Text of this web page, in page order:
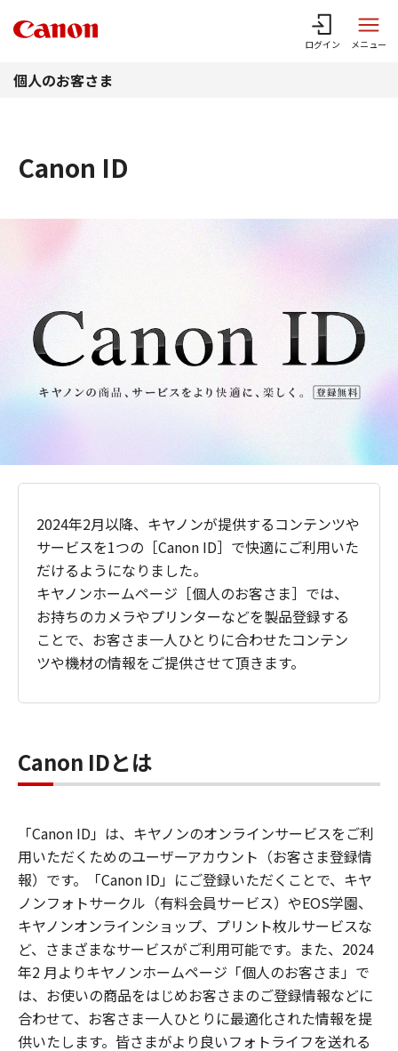
ログイン メニュー
個人のお客さま
Canon ID
2024年2月以降、キヤノンが提供するコンテンツや
サービスを1つの［Canon ID］で快適にご利用いた
だけるようになりました。
キヤノンホームページ［個人のお客さま］では、
お持ちのカメラやプリンターなどを製品登録する
ことで、お客さま一人ひとりに合わせたコンテン
ツや機材の情報をご提供させて頂きます。
Canon IDとは
「Canon ID」は、キヤノンのオンラインサービスをご利
用いただくためのユーザーアカウント（お客さま登録情
報）です。「Canon ID」にご登録いただくことで、キヤ
ノンフォトサークル（有料会員サービス）やEOS学園、
キヤノンオンラインショップ、プリント枚ルサービスな
ど、さまざまなサービスがご利用可能です。また、2024
年2 月よりキヤノンホームページ「個人のお客さま」で
は、お使いの商品をはじめお客さまのご登録情報などに
合わせて、お客さま一人ひとりに最適化された情報を提
供いたします。皆さまがより良いフォトライフを送れる